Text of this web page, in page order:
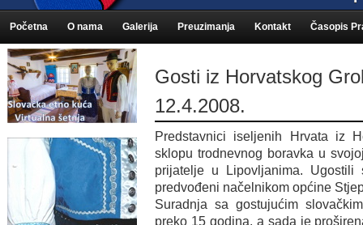
Početna O nama Galerija Preuzimanja Kontakt Časopis
Gosti iz Horvatskog
12.4.2008.
Predstavnici iseljenih Hrvata iz
sklopu trodnevnog boravka u
prijatelje u Lipovljanima.
predvođeni načelnikom općine
Suradnja sa gostujućim
preko 15 godina, a sada je